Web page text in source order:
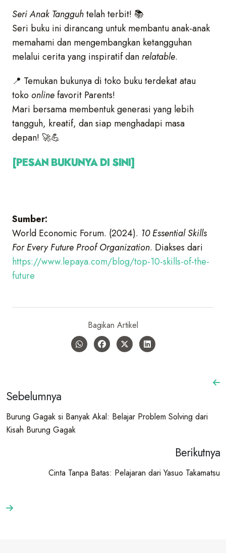
Seri Anak Tangguhtelah terbit! 📚
Seri buku ini dirancang untuk membantu anak-anak
memahami dan mengembangkan ketangguhan
melalui cerita yang inspiratif danrelatable.
📍 Temukan bukunya di toko buku terdekat atau
toko onlinefavorit Parents!
Mari bersama membentuk generasi yang lebih
tangguh, kreatif, dan siap menghadapi masa
depan! 🚀💪
[PESAN BUKUNYA DI SINI]
Sumber:
World Economic Forum. (2024). 10 Essential Skills
For Every Future Proof Organization. Diakses dari
https://www.lepaya.com/blog/top-10-skills-of-the-
future
Bagikan Artikel
Sebelumnya
Burung Gagak si Banyak Akal: Belajar Problem Solving dari
Kisah Burung Gagak
Berikutnya
Cinta Tanpa Batas: Pelajaran dari Yasuo Takamatsu